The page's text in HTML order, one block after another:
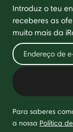
Introduz o teu
receberes as
muito mais da
Para saberes
a nossa Política